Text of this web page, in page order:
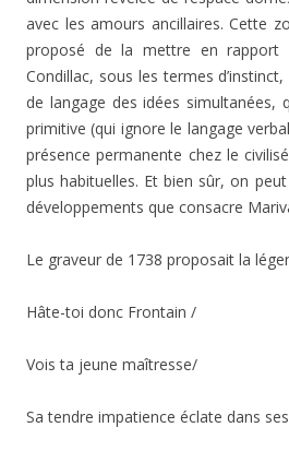
avec les amours ancillaires. Cette
proposé de la mettre en rapport
Condillac, sous les termes
de langage des idées simultanées,
primitive (qui ignore le langage
présence permanente chez le
plus habituelles. Et bien sûr, on
développements que consacre
Le graveur de 1738 proposait la
Hâte-toi donc Frontain /
Vois ta jeune maîtresse/
Sa tendre impatience éclate dans